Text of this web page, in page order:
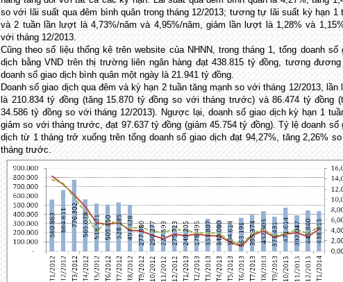
so với lãi suất qua đêm bình quân trong tháng 12/2013; tương tự lãi suất kỳ hạn 1
và 2 tuần lần lượt là 4,73%/năm và 4,95%/năm, giảm lần lượt là 1,28% và
với tháng 12/2013.
Cũng theo số liệu thống kê trên website của NHNN, trong tháng 1, tổng doanh số
dịch bằng VND trên thị trường liên ngân hàng đạt 438.815 tỷ đồng, tương
doanh số giao dịch bình quân một ngày là 21.941 tỷ đồng.
Doanh số giao dịch qua đêm và kỳ hạn 2 tuần tăng mạnh so với tháng 12/2013, lần
là 210.834 tỷ đồng (tăng 15.870 tỷ đồng so với tháng trước) và 86.474 tỷ đồng
34.586 tỷ đồng so với tháng 12/2013). Ngược lại, doanh số giao dịch kỳ hạn 1
giảm so với tháng trước, đạt 97.637 tỷ đồng (giảm 45.754 tỷ đồng). Tỷ lệ doanh số
dịch từ 1 tháng trở xuống trên tổng doanh số giao dịch đạt 94,27%, tăng 2,26%
tháng trước.